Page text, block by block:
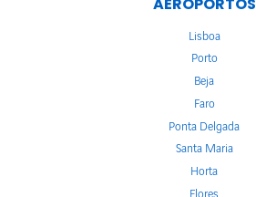
Lisboa
Porto
Beja
Faro
Ponta Delgada
Santa Maria
Horta
Flores